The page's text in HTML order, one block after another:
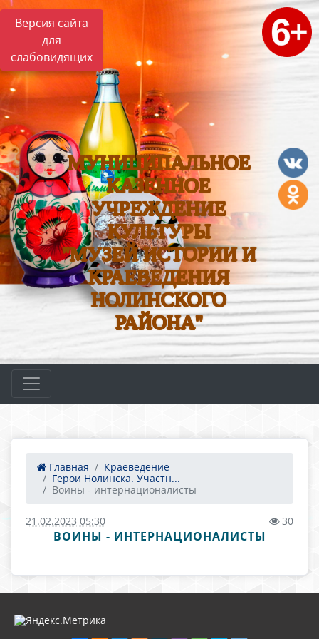
Версия сайта
для
слабовидящих
МУНИЦИПАЛЬНОЕ
КАЗЕННОЕ
УЧРЕЖДЕНИЕ
КУЛЬТУРЫ
"МУЗЕЙ ИСТОРИИ И
КРАЕВЕДЕНИЯ
НОЛИНСКОГО
РАЙОНА"
Главная
Краеведение
Герои Нолинска. Участн...
Воины - интернационалисты
21.02.2023 05:30 30
ВОИНЫ - ИНТЕРНАЦИОНАЛИСТЫ